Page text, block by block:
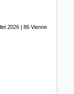
2026 | 86 Vienne